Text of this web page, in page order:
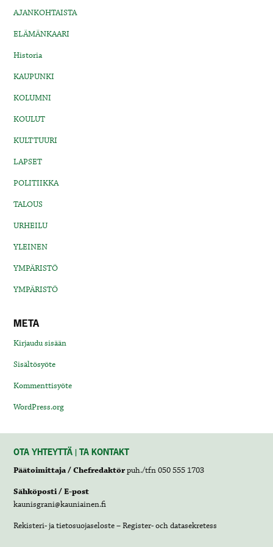
AJANKOHTAISTA
ELÄMÄNKAARI
Historia
KAUPUNKI
KOLUMNI
KOULUT
KULTTUURI
LAPSET
POLITIIKKA
TALOUS
URHEILU
YLEINEN
YMPÄRISTÖ
YMPÄRISTÖ
META
Kirjaudu sisään
Sisältösyöte
Kommenttisyöte
WordPress.org
OTA YHTEYTTÄ | TA KONTAKT
Päätoimittaja / Chefredaktörpuh./tfn 050 555 1703
Sähköposti / E-post
kaunisgrani@kauniainen.fi
Rekisteri- ja tietosuojaseloste – Register- och datasekretess